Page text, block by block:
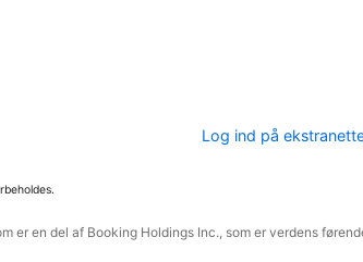
Log ind på
er en del af Booking Holdings Inc., som er verdens